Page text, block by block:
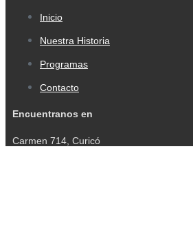
Inicio
Nuestra Historia
Programas
Contacto
Encuentranos en
Carmen 714, Curicó